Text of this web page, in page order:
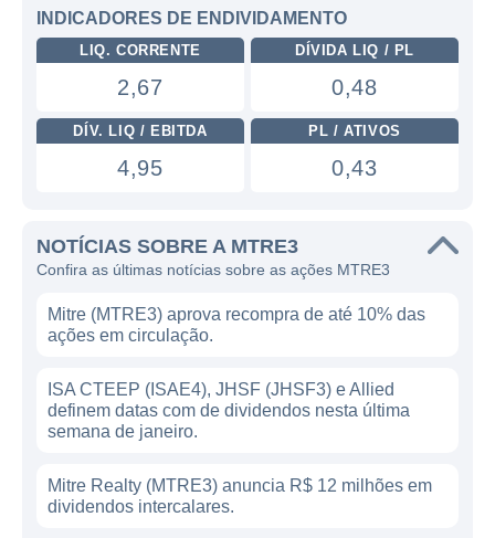
INDICADORES DE ENDIVIDAMENTO
LIQ. CORRENTE
2,67
DÍVIDA LIQ / PL
0,48
DÍV. LIQ / EBITDA
4,95
PL / ATIVOS
0,43
NOTÍCIAS SOBRE A MTRE3
Confira as últimas notícias sobre as ações MTRE3
Mitre (MTRE3) aprova recompra de até 10% das
ações em circulação.
ISA CTEEP (ISAE4), JHSF (JHSF3) e Allied
definem datas com de dividendos nesta última
semana de janeiro.
Mitre Realty (MTRE3) anuncia R$ 12 milhões em
dividendos intercalares.